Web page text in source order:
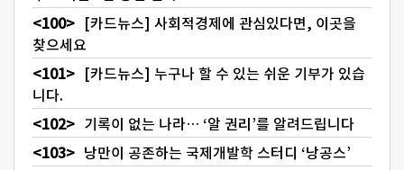
[카드뉴스] 사회적경제에 관심있다면, 이곳을
찾으세요
[카드뉴스] 누구나 할 수 있는 쉬운 기부가 있습
니다.
기록이 없는 나라… ‘알 권리’를 알려드립니다
낭만이 공존하는 국제개발학 스터디 ‘낭공스’